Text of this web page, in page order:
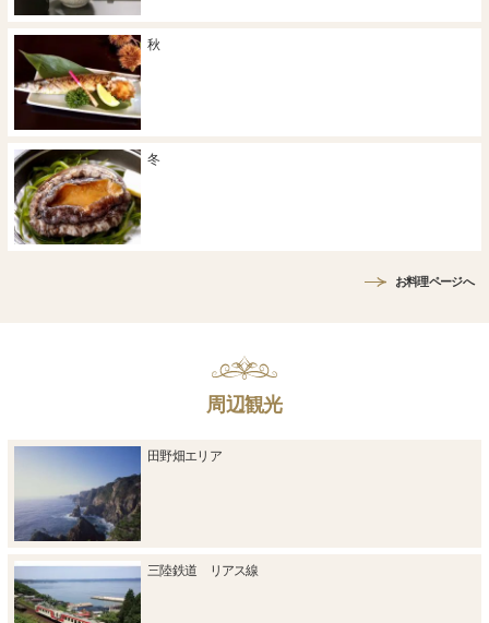
秋
冬
お料理ページへ
周辺観光
田野畑エリア
三陸鉄道 リアス線